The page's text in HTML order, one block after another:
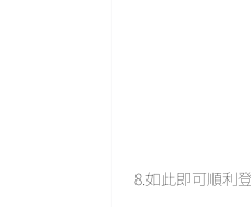
8.如此即可順利